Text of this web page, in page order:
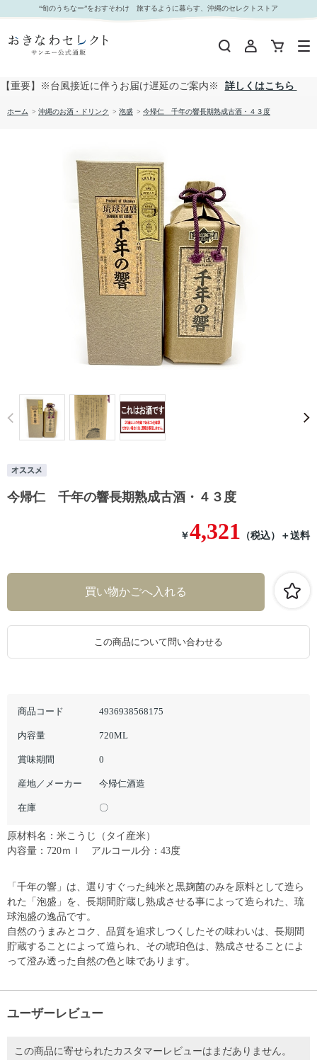
今帰仁 千年の響長期熟成古酒・４３度｜おきなわセレクト サンエー公式通販
“旬のうちなー”をおすそわけ 旅するように暮らす、沖縄のセレクトストア
【重要】※台風接近に伴うお届け遅延のご案内※ 詳しくはこちら
ホーム > 沖縄のお酒・ドリンク > 泡盛 > 今帰仁 千年の響長期熟成古酒・４３度
Prev
今帰仁 千年の響長期熟成古酒・４３度
￥4,321 （税込） ＋送料
商品コード 4936938568175
内容量 720ML
賞味期間 0
産地／メーカー 今帰仁酒造
在庫 〇
この商品について問い合わせる
原材料名：米こうじ（タイ産米）
内容量：720ｍｌ アルコール分：43度
「千年の響」は、選りすぐった純米と黒麹菌のみを原料として造ら
れた「泡盛」を、長期間貯蔵し熟成させる事によって造られた、琉
球泡盛の逸品です。
自然のうまみとコク、品質を追求しつくしたその味わいは、長期間
貯蔵することによって造られ、その琥珀色は、熟成させることによ
って澄み透った自然の色と味であります。
ユーザーレビュー
この商品に寄せられたカスタマーレビューはまだありません。